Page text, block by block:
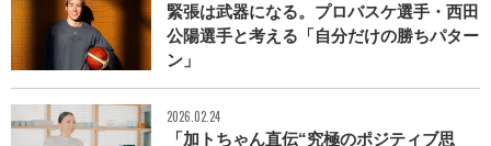
緊張は武器になる。プロバスケ選手・西田
公陽選手と考える「自分だけの勝ちパター
ン」
2026.02.24
「加トちゃん直伝“究極のポジティブ思